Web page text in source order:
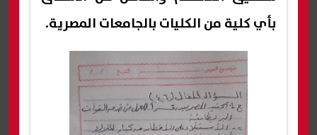
بأي كلية من الكليات بالجامعات المصرية.